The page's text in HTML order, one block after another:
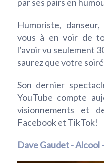
par ses pairs en
Humoriste,
vous à en voir de
l’avoir vu seulement
saurez que votre
Son dernier
YouTube compte
visionnements et
Facebook et TikTok!
Dave Gaudet - Alcool